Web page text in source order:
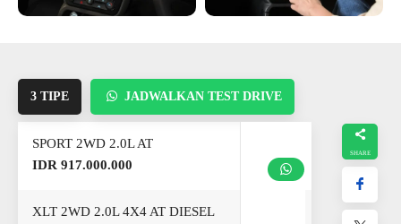
3 TIPE JADWALKAN TEST DRIVE
SPORT 2WD 2.0L AT
IDR 917.000.000
XLT 2WD 2.0L 4X4 AT DIESEL